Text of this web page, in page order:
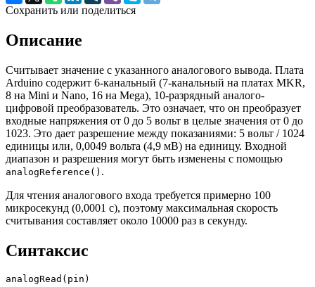
Сохранить или поделиться
Описание
Считывает значение с указанного аналогового вывода. Плата
Arduino содержит 6-канальный (7-канальный на платах MKR,
8 на Mini и Nano, 16 на Mega), 10-разрядный аналого-
цифровой преобразователь. Это означает, что он преобразует
входные напряжения от 0 до 5 вольт в целые значения от 0 до
1023. Это дает разрешение между показаниями: 5 вольт / 1024
единицы или, 0,0049 вольта (4,9 мВ) на единицу. Входной
диапазон и разрешения могут быть изменены с помощью
analogReference() .
Для чтения аналогового входа требуется примерно 100
микросекунд (0,0001 с), поэтому максимальная скорость
считывания составляет около 10000 раз в секунду.
Синтаксис
analogRead ( pin )